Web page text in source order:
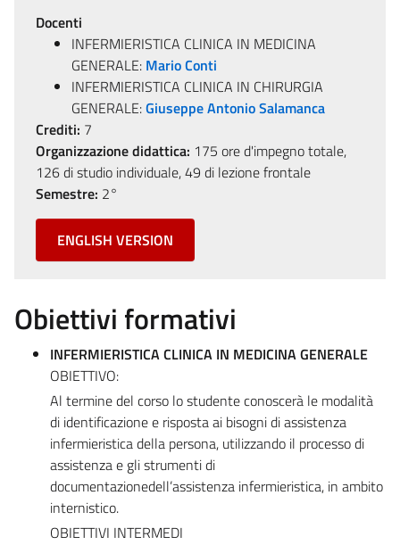
Docenti
INFERMIERISTICA CLINICA IN MEDICINA
GENERALE: Mario Conti
INFERMIERISTICA CLINICA IN CHIRURGIA
GENERALE:Giuseppe Antonio Salamanca
Crediti: 7
Organizzazione didattica: 175 ore d'impegno totale,
126 di studio individuale, 49 di lezione frontale
Semestre: 2°
ENGLISH VERSION
Obiettivi formativi
INFERMIERISTICA CLINICA IN MEDICINA GENERALE
OBIETTIVO:
Al termine del corso lo studente conoscerà le modalità
di identificazione e risposta ai bisogni di assistenza
infermieristica della persona, utilizzando il processo di
assistenza e gli strumenti di
documentazionedell’assistenza infermieristica, in ambito
internistico.
OBIETTIVI INTERMEDI